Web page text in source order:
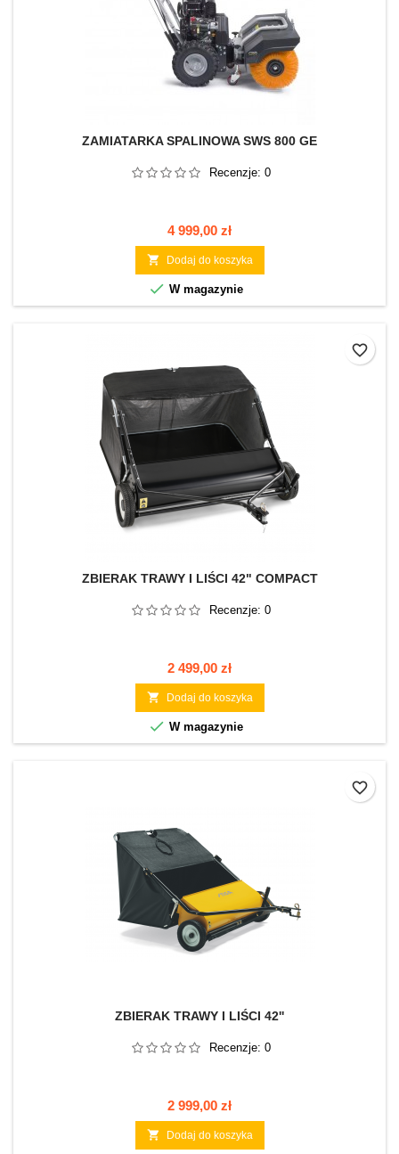
ZAMIATARKA SPALINOWA SWS 800 GE
Recenzje: 0
Cena
4 999,00 zł
 Dodaj do koszyka
 W magazynie
ZBIERAK TRAWY I LIŚCI 42" COMPACT
Recenzje: 0
Cena
2 499,00 zł
 Dodaj do koszyka
 W magazynie
favorite_border
ZBIERAK TRAWY I LIŚCI 42''
Recenzje: 0
Cena
2 999,00 zł
 Dodaj do koszyka
favorite_border